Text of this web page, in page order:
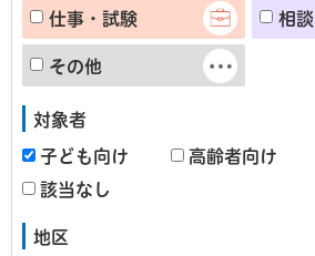
仕事・試験 相談
その他
対象者
子ども向け 高齢者向け
該当なし
地区